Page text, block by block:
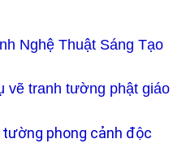
Nghệ Thuật Sáng Tạo
vẽ tranh tường phật giáo
phong cảnh độc